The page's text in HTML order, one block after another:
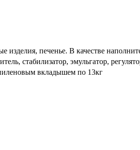
изделия, печенье. В качестве
стабилизатор, эмульгатор,
вкладышем по 13кг